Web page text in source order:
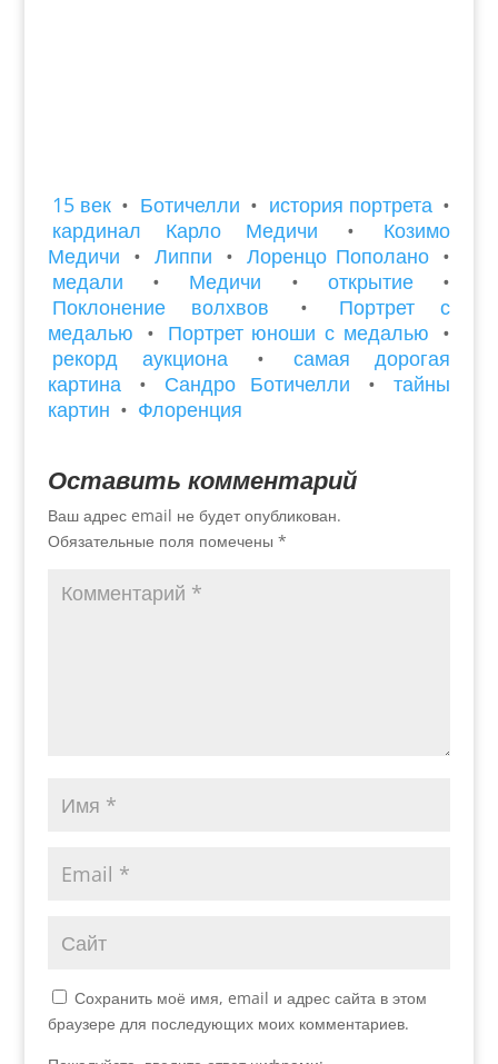
15 век • Ботичелли • история портрета •
кардинал Карло Медичи
•
Козимо
Медичи • Липпи • Лоренцо Пополано •
медали
• Медичи • открытие
•
Поклонение волхвов
•
Портрет с
медалью • Портрет юноши с медалью •
рекорд аукциона
•
самая дорогая
картина
• Сандро Ботичелли •
тайны
картин • Флоренция
Оставить комментарий
Ваш адрес email не будет опубликован.
Обязательные поля помечены *
Сохранить моё имя, email и адрес сайта в этом
браузере для последующих моих комментариев.